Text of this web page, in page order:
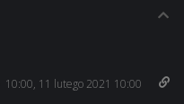
10:00, 11 lutego 2021 10:00